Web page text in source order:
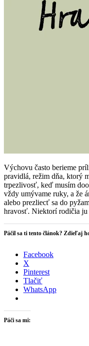
Výchovu často berieme
pravidlá, režim dňa, ktorý
trpezlivosť, keď musím
vždy umývame ruky, a že
alebo prezliecť sa do
hravosť. Niektorí rodičia
Páčil sa ti tento článok? Zdieľaj
Facebook
X
Pinterest
Tlačiť
WhatsApp
Páči sa mi: